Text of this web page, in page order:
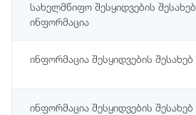
სახელმწიფო შესყიდვების შესახებ
ინფორმაცია
ინფორმაცია შესყიდვების შესახებ
ინფორმაცია შესყიდვების შესახებ